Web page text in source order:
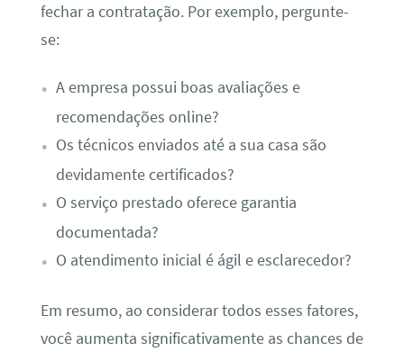
fechar a contratação. Por exemplo, pergunte-
se:
A empresa possui boas avaliações e
recomendações online?
Os técnicos enviados até a sua casa são
devidamente certificados?
O serviço prestado oferece garantia
documentada?
O atendimento inicial é ágil e esclarecedor?
Em resumo, ao considerar todos esses fatores,
você aumenta significativamente as chances de